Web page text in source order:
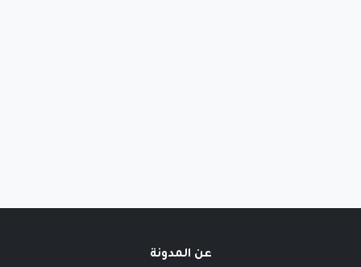
عن المدونة